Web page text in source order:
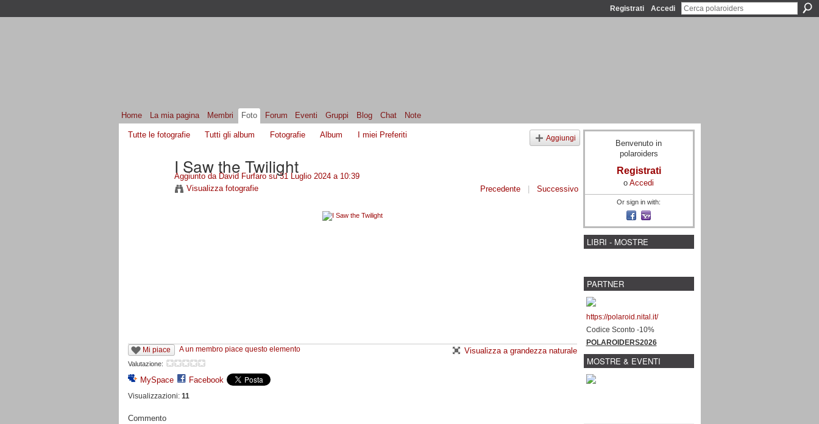
Registrati Accedi
Home La mia pagina Membri Foto Forum Eventi Gruppi Blog Chat Note
Tutte le fotografie Tutti gli album Fotografie Album I miei Preferiti Aggiungi
I Saw the Twilight
Aggiunto da David Furfarosu 31 Luglio 2024 a 10:39
Visualizza fotografie
Precedente | Successivo
Mi piace A un membro piace questo elemento
Valutazione:
MySpace Facebook
Visualizzazioni: 11
Visualizza a grandezza naturale
Commento
Benvenuto in
polaroiders
Registrati
o Accedi
Or sign in with:
LIBRI - MOSTRE
PARTNER
https://polaroid.nital.it/
Codice Sconto -10%
POLAROIDERS2026
MOSTRE & EVENTI